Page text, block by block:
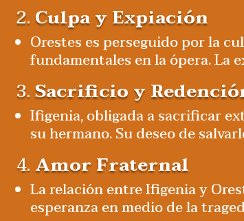
2.Culpa y Expiación
Orestes es perseguido por la
fundamentales en la ópera. La
3.Sacrificio y
Ifigenia, obligada a sacrificar
su hermano. Su deseo de
4. Amor Fraternal
La relación entre Ifigenia y
esperanza en medio de la